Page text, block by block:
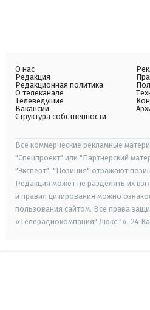
О нас
Редакция
Редакционная политика
О телеканале
Телеведущие
Вакансии
Структура собственности
Все коммерческие рекламные
"Спецпроект" или "Партнерский
"Эксперт", "Позиция" отражают
Редакция может не разделять их
и правил цитирования можно
пользования сайтом. Все права
«Телерадиокомпания" Люкс "», 24